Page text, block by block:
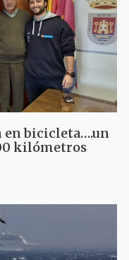
en bicicleta….un
kilómetros